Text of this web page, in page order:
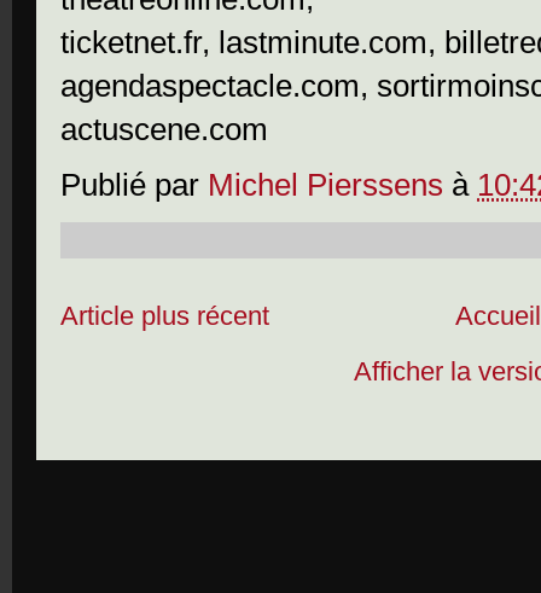
ticketnet.fr, lastminute.com,
agendaspectacle.com,
actuscene.com
Publié par Michel Pierssens à
Article plus récent
Accueil
Afficher la